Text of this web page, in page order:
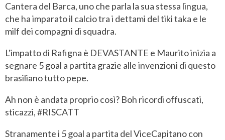
Cantera del Barca, uno che parla la sua stessa lingua,
che ha imparato il calcio tra i dettami del tiki taka e le
milf dei compagni di squadra.
L'impatto di Rafigna è DEVASTANTE e Maurito inizia a
segnare 5 goal a partita grazie alle invenzioni di questo
brasiliano tutto pepe.
Ah non è andata proprio così? Boh ricordi offuscati,
sticazzi, #RISCATT
Stranamente i 5 goal a partita del ViceCapitano con